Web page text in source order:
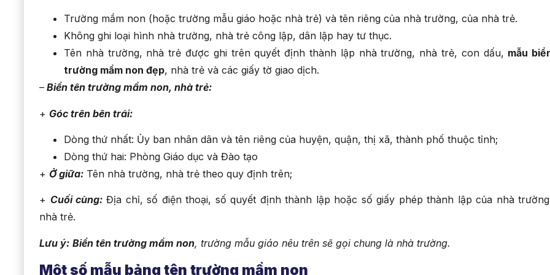
Trường mầm non (hoặc trường mẫu giáo hoặc nhà trẻ) và tên riêng của nhà trường, của nhà trẻ.
Không ghi loại hình nhà trường, nhà trẻ công lập, dân lập hay tư thục.
Tên nhà trường, nhà trẻ được ghi trên quyết định thành lập nhà trường, nhà trẻ, con dấu, mẫu
trường mầm non đẹp, nhà trẻ và các giấy tờ giao dịch.
–Biển tên trường mầm non, nhà trẻ:
+ Góc trên bên trái:
Dòng thứ nhất: Ủy ban nhân dân và tên riêng của huyện, quận, thị xã, thành phố thuộc tỉnh;
Dòng thứ hai: Phòng Giáo dục và Đào tạo
+ Ở giữa: Tên nhà trường, nhà trẻ theo quy định trên;
+ Cuối cùng: Địa chỉ, số điện thoại, số quyết định thành lập hoặc số giấy phép thành lập của nhà
nhà trẻ.
Lưu ý: Biển tên trường mầm non, trường mẫu giáo nêu trên sẽ gọi chung là nhà trường.
Một số mẫu bảng tên trường mầm non